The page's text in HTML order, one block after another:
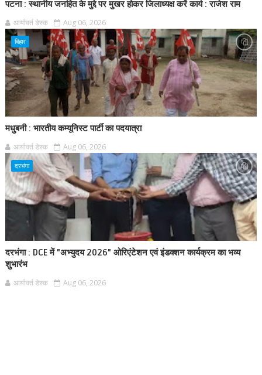
पटना : स्थानीय जनहित के मुद्दे पर मुखर होकर जिलाध्यक्ष करें कार्य : राजेश राम
आर्यावर्त डेस्क Aug 06, 2026
बिहार
मधुबनी : भारतीय कम्यूनिस्ट पार्टी का पदयात्रा
आर्यावर्त डेस्क Aug 06, 2026
दरभंगा
दरभंगा : DCE में "अभ्युदय 2026" ओरिएंटेशन एवं इंडक्शन कार्यक्रम का भव्य
शुभारंभ
आर्यावर्त डेस्क Aug 06, 2026